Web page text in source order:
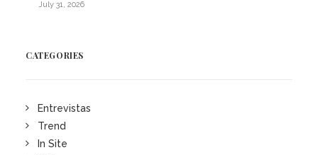
July 31, 2026
CATEGORIES
Entrevistas
Trend
In Site